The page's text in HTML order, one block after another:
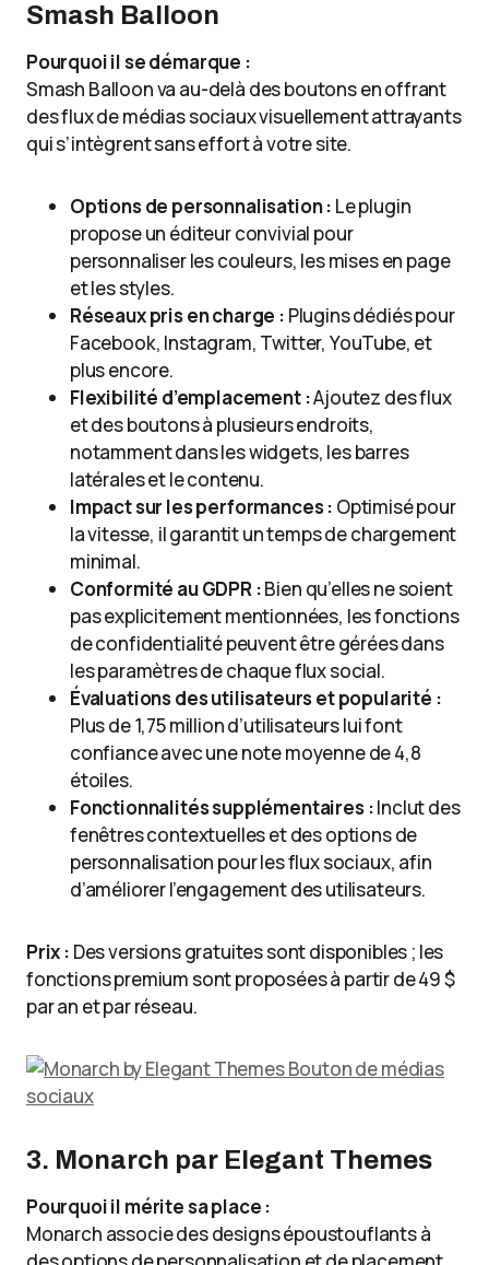
Smash Balloon
Pourquoi il se démarque :
Smash Balloon va au-delà des boutons en offrant
des flux de médias sociaux visuellement attrayants
qui s’intègrent sans effort à votre site.
Options de personnalisation : Le plugin
propose un éditeur convivial pour
personnaliser les couleurs, les mises en page
et les styles.
Réseaux pris en charge : Plugins dédiés pour
Facebook, Instagram, Twitter, YouTube, et
plus encore.
Flexibilité d’emplacement :Ajoutez des flux
et des boutons à plusieurs endroits,
notamment dans les widgets, les barres
latérales et le contenu.
Impact sur les performances : Optimisé pour
la vitesse, il garantit un temps de chargement
minimal.
Conformité au GDPR :Bien qu’elles ne soient
pas explicitement mentionnées, les fonctions
de confidentialité peuvent être gérées dans
les paramètres de chaque flux social.
Évaluations des utilisateurs et popularité :
Plus de 1,75 million d’utilisateurs lui font
confiance avec une note moyenne de 4,8
étoiles.
Fonctionnalités supplémentaires :Inclut des
fenêtres contextuelles et des options de
personnalisation pour les flux sociaux, afin
d’améliorer l’engagement des utilisateurs.
Prix : Des versions gratuites sont disponibles ; les
fonctions premium sont proposées à partir de 49 $
par an et par réseau.
3. Monarch par Elegant Themes
Pourquoi il mérite sa place :
Monarch associe des designs époustouflants à